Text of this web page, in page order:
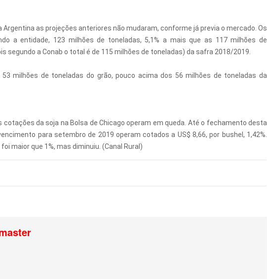
Argentina as projeções anteriores não mudaram, conforme já previa o mercado. Os
a entidade, 123 milhões de toneladas, 5,1% a mais que as 117 milhões de
segundo a Conab o total é de 115 milhões de toneladas) da safra 2018/2019.
milhões de toneladas do grão, pouco acima dos 56 milhões de toneladas da
cotações da soja na Bolsa de Chicago operam em queda. Até o fechamento desta
para setembro de 2019 operam cotados a US$ 8,66, por bushel, 1,42%.
maior que 1%, mas diminuiu. (Canal Rural)